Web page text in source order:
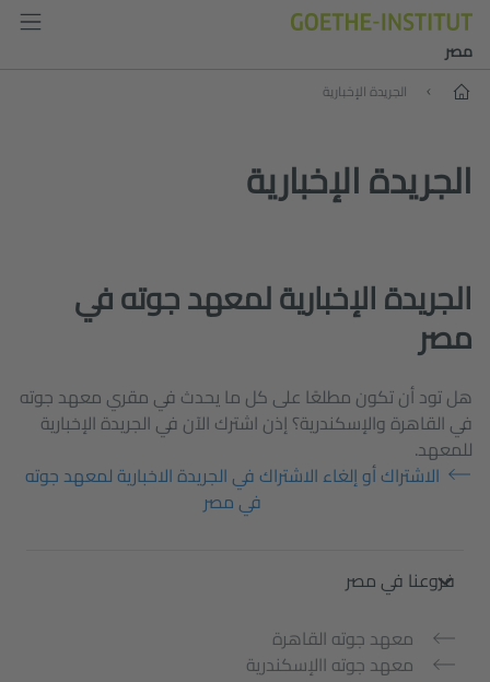
مصر
الصفحة الرئيسيةالجريدة الإخبارية
الجريدة الإخبارية
الجريدة الإخبارية لمعهد جوته في
مصر
هل تود أن تكون مطلعًا على كل ما يحدث في مقري معهد جوته
في القاهرة والإسكندرية؟ إذن اشترك الآن في الجريدة الإخبارية
للمعهد.
الاشتراك أو إلغاء الاشتراك في الجريدة الاخبارية لمعهد جوته
في مصر
Service- und Informationsbereich
فروعنا في مصر
معهد جوته القاهرة
معهد جوته االإسكندرية